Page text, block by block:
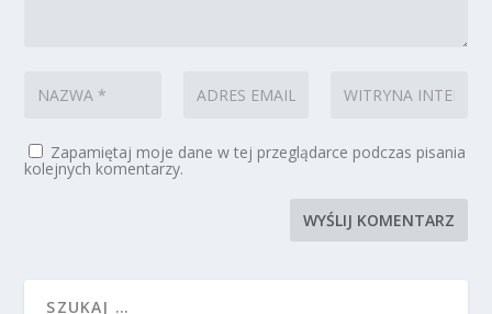
Zapamiętaj moje dane w tej przeglądarce podczas pisania
kolejnych komentarzy.